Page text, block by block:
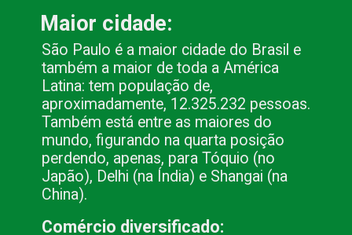
Maior cidade:
São Paulo é a maior cidade do Brasil e
também a maior de toda a América
Latina: tem população de,
aproximadamente, 12.325.232 pessoas.
Também está entre as maiores do
mundo, figurando na quarta posição
perdendo, apenas, para Tóquio (no
Japão), Delhi (na Índia) e Shangai (na
China).
Comércio diversificado: